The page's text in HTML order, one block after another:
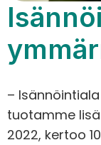
–
tuotamme
2022, kertoo